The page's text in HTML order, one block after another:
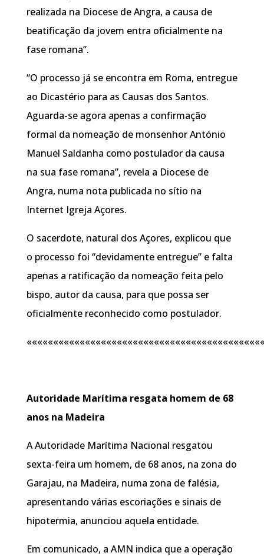
realizada na Diocese de Angra, a causa de
beatificação da jovem entra oficialmente na
fase romana”.
“O processo já se encontra em Roma, entregue
ao Dicastério para as Causas dos Santos.
Aguarda-se agora apenas a confirmação
formal da nomeação de monsenhor António
Manuel Saldanha como postulador da causa
na sua fase romana”, revela a Diocese de
Angra, numa nota publicada no sítio na
Internet Igreja Açores.
O sacerdote, natural dos Açores, explicou que
o processo foi “devidamente entregue” e falta
apenas a ratificação da nomeação feita pelo
bispo, autor da causa, para que possa ser
oficialmente reconhecido como postulador.
Autoridade Marítima resgata homem de 68
anos na Madeira
A Autoridade Marítima Nacional resgatou
sexta-feira um homem, de 68 anos, na zona do
Garajau, na Madeira, numa zona de falésia,
apresentando várias escoriações e sinais de
hipotermia, anunciou aquela entidade.
Em comunicado, a AMN indica que a operação